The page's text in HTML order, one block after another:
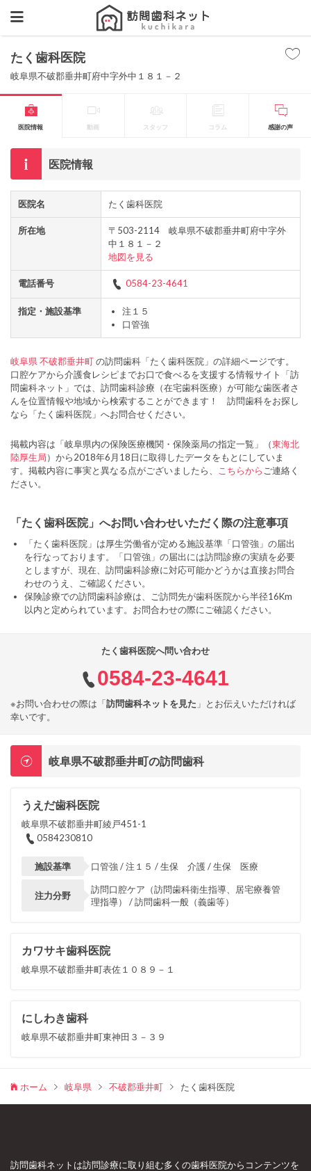
たく歯科医院
岐阜県不破郡垂井町府中字外中１８１－２
医院情報 動画 スタッフ コラム 感謝の声
医院情報
医院名 たく歯科医院
所在地
〒503-2114 岐阜県不破郡垂井町府中字外
中１８１－２
地図を見る
電話番号 0584-23-4641
指定・施設基準
注１５
口管強
岐阜県 不破郡垂井町の訪問歯科「たく歯科医院」の詳細ページです。
口腔ケアから介護食レシピまでお口で食べるを支援する情報サイト「訪
問歯科ネット」では、訪問歯科診療（在宅歯科医療）が可能な歯医者さ
んを位置情報や地域から検索することができます！ 訪問歯科をお探し
なら「たく歯科医院」へお問合せください。
掲載内容は「岐阜県内の保険医療機関・保険薬局の指定一覧」（東海北
陸厚生局）から2018年6月18日に取得したデータをもとにしていま
す。掲載内容に事実と異なる点がございましたら、
こちらから ご連絡く
ださい。
「たく歯科医院」へお問い合わせいただく際の注意事項
「たく歯科医院」は厚生労働省が定める施設基準「口管強」の届出
を行なっております。「口管強」の届出には訪問診療の実績を必要
としますが、現在、訪問歯科診療に対応可能かどうかは直接お問合
わせのうえ、ご確認ください。
保険診療での訪問歯科診療は、ご訪問先が歯科医院から半径16Km
以内と定められています。お問合わせの際にご確認ください。
たく歯科医院へ問い合わせ
0584-23-4641
※お問い合わせの際は「訪問歯科ネットを見た 」とお伝えいただければ
幸いです。
岐阜県不破郡垂井町の訪問歯科
うえだ歯科医院
岐阜県不破郡垂井町綾戸451-1
0584230810
施設基準 口管強 / 注１５ / 生保 介護 / 生保 医療
注力分野
訪問口腔ケア（訪問歯科衛生指導、居宅療養管
理指導） / 訪問歯科一般（義歯等）
カワサキ歯科医院
岐阜県不破郡垂井町表佐１０８９－１
にしわき歯科
岐阜県不破郡垂井町東神田３－３９
ホーム 岐阜県 不破郡垂井町 たく歯科医院
訪問歯科ネットは訪問診療に取り組む多くの歯科医院からコンテンツを